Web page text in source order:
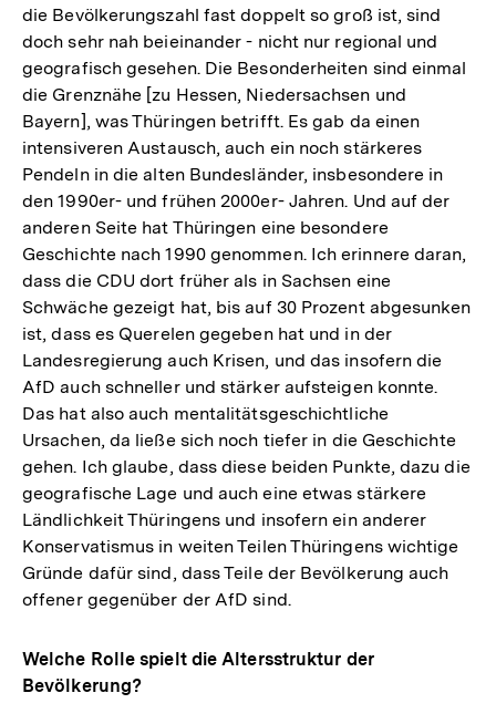
die Bevölkerungszahl fast doppelt so groß ist, sind
doch sehr nah beieinander - nicht nur regional und
geografisch gesehen. Die Besonderheiten sind einmal
die Grenznähe [zu Hessen, Niedersachsen und
Bayern], was Thüringen betrifft. Es gab da einen
intensiveren Austausch, auch ein noch stärkeres
Pendeln in die alten Bundesländer, insbesondere in
den 1990er- und frühen 2000er- Jahren. Und auf der
anderen Seite hat Thüringen eine besondere
Geschichte nach 1990 genommen. Ich erinnere daran,
dass die CDU dort früher als in Sachsen eine
Schwäche gezeigt hat, bis auf 30 Prozent abgesunken
ist, dass es Querelen gegeben hat und in der
Landesregierung auch Krisen, und das insofern die
AfD auch schneller und stärker aufsteigen konnte.
Das hat also auch mentalitätsgeschichtliche
Ursachen, da ließe sich noch tiefer in die Geschichte
gehen. Ich glaube, dass diese beiden Punkte, dazu die
geografische Lage und auch eine etwas stärkere
Ländlichkeit Thüringens und insofern ein anderer
Konservatismus in weiten Teilen Thüringens wichtige
Gründe dafür sind, dass Teile der Bevölkerung auch
offener gegenüber der AfD sind.
Welche Rolle spielt die Altersstruktur der
Bevölkerung?